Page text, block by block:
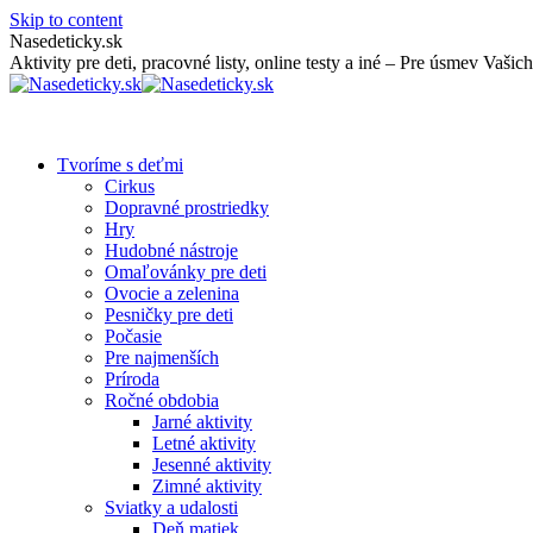
Skip to content
Nasedeticky.sk
Aktivity pre deti, pracovné listy, online testy a iné – Pre úsmev
Tvoríme s deťmi
Cirkus
Dopravné prostriedky
Hry
Hudobné nástroje
Omaľovánky pre deti
Ovocie a zelenina
Pesničky pre deti
Počasie
Pre najmenších
Príroda
Ročné obdobia
Jarné aktivity
Letné aktivity
Jesenné aktivity
Zimné aktivity
Sviatky a udalosti
Deň matiek